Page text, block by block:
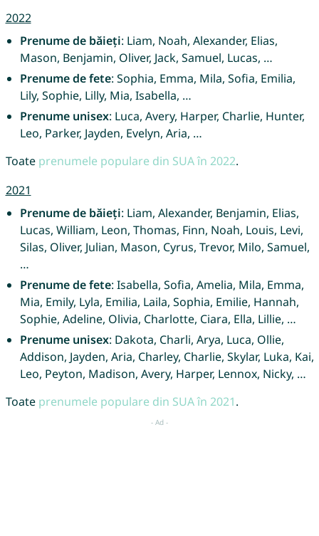
2022
Prenume de băieți: Liam, Noah, Alexander, Elias,
Mason, Benjamin, Oliver, Jack, Samuel, Lucas, …
Prenume de fete: Sophia, Emma, Mila, Sofia, Emilia,
Lily, Sophie, Lilly, Mia, Isabella, …
Prenume unisex: Luca, Avery, Harper, Charlie, Hunter,
Leo, Parker, Jayden, Evelyn, Aria, …
Toate prenumele populare din SUA în 2022.
2021
Prenume de băieți: Liam, Alexander, Benjamin, Elias,
Lucas, William, Leon, Thomas, Finn, Noah, Louis, Levi,
Silas, Oliver, Julian, Mason, Cyrus, Trevor, Milo, Samuel,
…
Prenume de fete: Isabella, Sofia, Amelia, Mila, Emma,
Mia, Emily, Lyla, Emilia, Laila, Sophia, Emilie, Hannah,
Sophie, Adeline, Olivia, Charlotte, Ciara, Ella, Lillie, …
Prenume unisex: Dakota, Charli, Arya, Luca, Ollie,
Addison, Jayden, Aria, Charley, Charlie, Skylar, Luka, Kai,
Leo, Peyton, Madison, Avery, Harper, Lennox, Nicky, …
Toate prenumele populare din SUA în 2021.